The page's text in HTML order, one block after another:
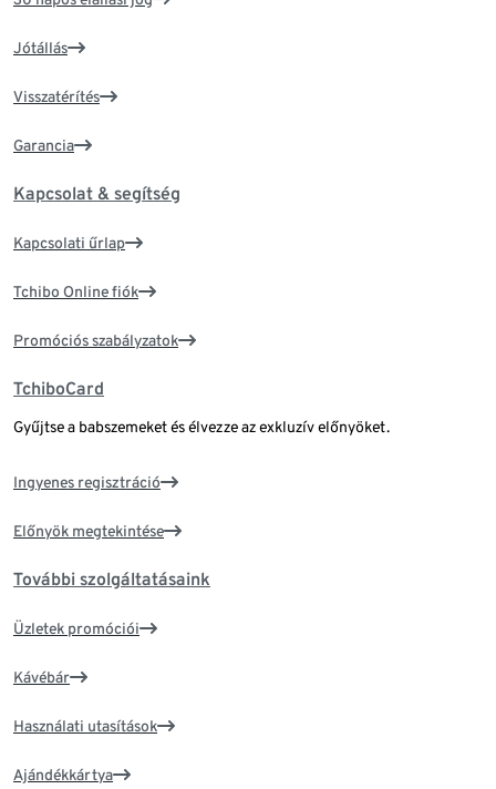
Jótállás
Visszatérítés
Garancia
Kapcsolat & segítség
Kapcsolati űrlap
Tchibo Online fiók
Promóciós szabályzatok
TchiboCard
Gyűjtse a babszemeket és élvezze az exkluzív előnyöket.
Ingyenes regisztráció
Előnyök megtekintése
További szolgáltatásaink
Üzletek promóciói
Kávébár
Használati utasítások
Ajándékkártya